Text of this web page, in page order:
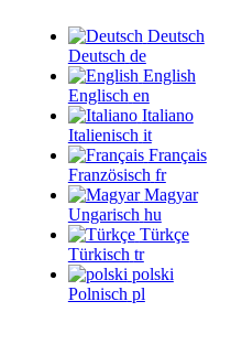
Deutsch
Deutsch de
English
Englisch en
Italiano
Italienisch it
Français
Französisch fr
Magyar
Ungarisch hu
Türkçe
Türkisch tr
polski
Polnisch pl